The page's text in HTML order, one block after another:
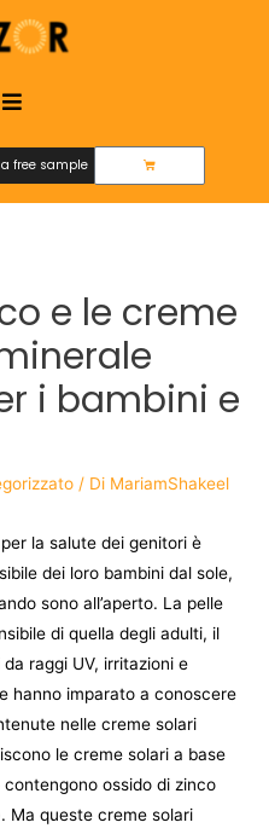
free sample
free sample
e le creme
i bambini e
/ Di MariamShakeel
la salute dei genitori è
dei loro bambini dal sole,
sono all’aperto. La pelle
di quella degli adulti, il
raggi UV, irritazioni e
hanno imparato a conoscere
nelle creme solari
le creme solari a base
ossido di zinco
Ma queste creme solari